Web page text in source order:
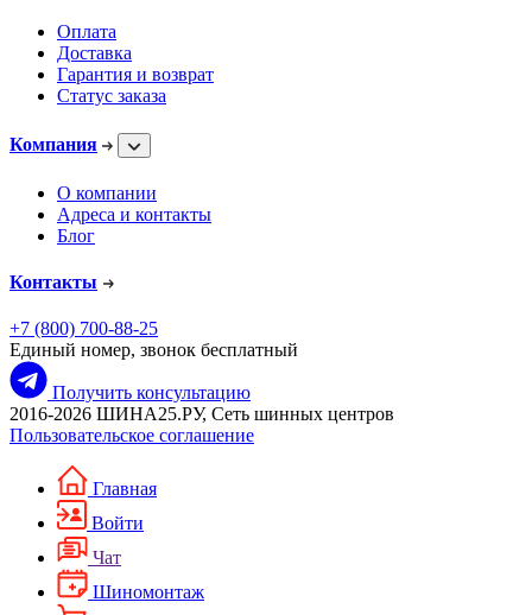
Оплата
Доставка
Гарантия и возврат
Статус заказа
Компания
О компании
Адреса и контакты
Блог
Контакты
+7 (800) 700-88-25
Единый номер, звонок бесплатный
Получить консультацию
2016-2026 ШИНА25.РУ, Сеть шинных центров
Пользовательское соглашение
Главная
Войти
Чат
Шиномонтаж